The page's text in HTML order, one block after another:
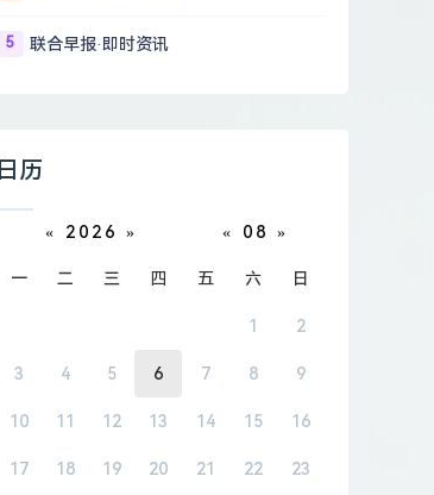
5 联合早报·即时资讯
日历
« 2026 » « 08 »
一 二 三 四 五 六 日
1 2
3 4 5 6 7 8 9
10 11 12 13 14 15 16
17 18 19 20 21 22 23